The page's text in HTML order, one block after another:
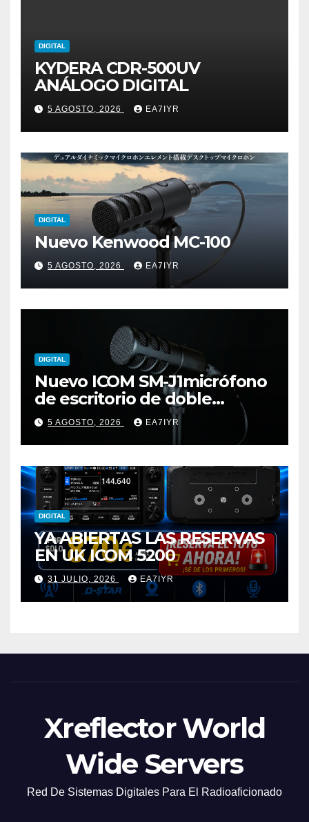
DIGITAL
KYDERA CDR-500UV
ANÁLOGO DIGITAL
5 AGOSTO, 2026 EA7IYR
DIGITAL
Nuevo Kenwood MC-100
5 AGOSTO, 2026 EA7IYR
DIGITAL
Nuevo ICOM SM-J1micrófono
de escritorio de doble
elemento premium
5 AGOSTO, 2026 EA7IYR
DIGITAL
YA ABIERTAS LAS RESERVAS
EN UK ICOM 5200
31 JULIO, 2026 EA7IYR
Xreflector World
Wide Servers
Red De Sistemas Digitales Para El Radioaficionado